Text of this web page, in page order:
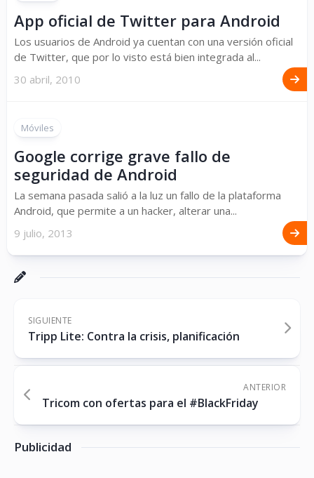
App oficial de Twitter para Android
Los usuarios de Android ya cuentan con una versión oficial
de Twitter, que por lo visto está bien integrada al...
30 abril, 2010
Móviles
Google corrige grave fallo de
seguridad de Android
La semana pasada salió a la luz un fallo de la plataforma
Android, que permite a un hacker, alterar una...
9 julio, 2013
SIGUIENTE
Tripp Lite: Contra la crisis, planificación
ANTERIOR
Tricom con ofertas para el #BlackFriday
Publicidad